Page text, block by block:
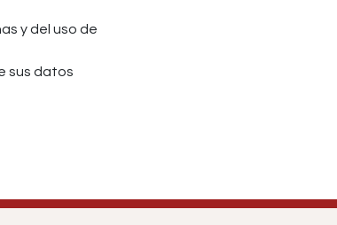
y del uso de
sus datos